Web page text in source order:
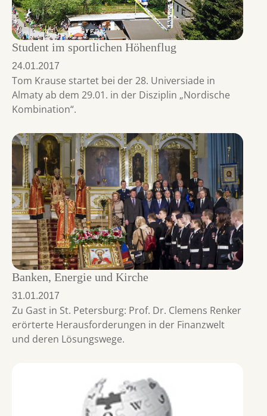
Student im sportlichen Höhenflug
24.01.2017
Tom Krause startet bei der 28. Universiade in
Almaty ab dem 29.01. in der Disziplin „Nordische
Kombination“.
Banken, Energie und Kirche
31.01.2017
Zu Gast in St. Petersburg: Prof. Dr. Clemens Renker
erörterte Herausforderungen in der Finanzwelt
und deren Lösungswege.